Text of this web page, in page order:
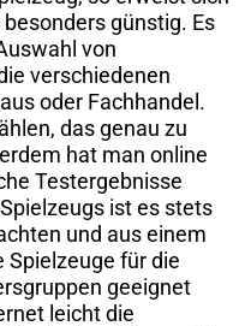
günstig. Es
von
verschiedenen
oder Fachhandel.
das genau zu
hat man online
Testergebnisse
ist es stets
und aus einem
Spielzeuge für die
geeignet
leicht die